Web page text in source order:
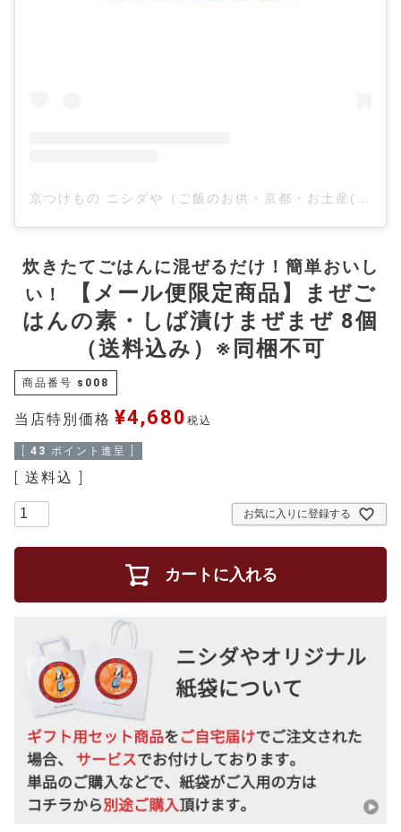
炊きたてごはんに混ぜるだけ！簡単おいし
い！
【メール便限定商品】まぜご
はんの素・しば漬けまぜまぜ 8個
（送料込み）※同梱不可
商品番号 s008
当店特別価格 ¥4,680 税込
43 ポイント進呈 ]
送料込
お気に入りに登録する
カートに入れる